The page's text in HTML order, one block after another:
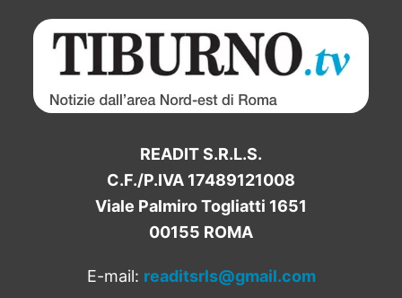
READIT S.R.L.S.
C.F./P.IVA 17489121008
Viale Palmiro Togliatti 1651
00155 ROMA
E-mail: readitsrls@gmail.com